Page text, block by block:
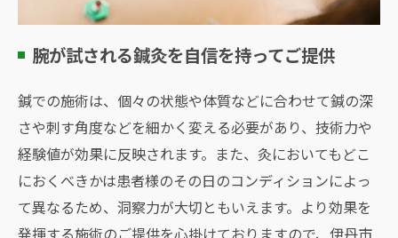
腕が試される鍼灸を自信を持ってご提供
鍼での施術は、個々の状態や体質などに合わせて鍼の深
さや刺す角度などを細かく変える必要があり、技術力や
経験値が効果に反映されます。また、灸においてもどこ
におくべきかは患者様のその日のコンディションによっ
て異なるため、洞察力が大切ともいえます。より効果を
発揮する施術のご提供を心掛けておりますので、伊丹市